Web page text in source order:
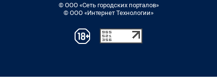
© ООО «Сеть городских порталов»
© ООО «Интернет Технологии»